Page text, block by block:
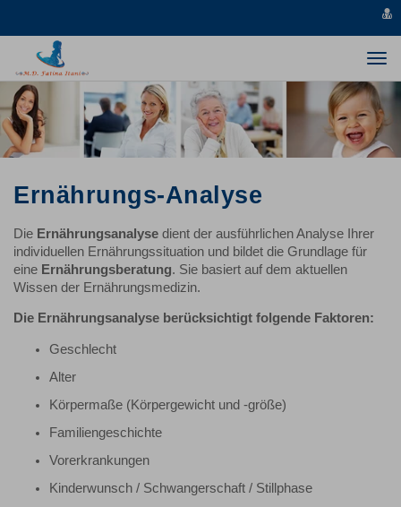
Ernährungs-Analyse
Die Ernährungsanalyse dient der ausführlichen Analyse Ihrer
individuellen Ernährungssituation und bildet die Grundlage für
eine Ernährungsberatung. Sie basiert auf dem aktuellen
Wissen der Ernährungsmedizin.
Die Ernährungsanalyse berücksichtigt folgende Faktoren:
Geschlecht
Alter
Körpermaße (Körpergewicht und -größe)
Familiengeschichte
Vorerkrankungen
Kinderwunsch / Schwangerschaft / Stillphase